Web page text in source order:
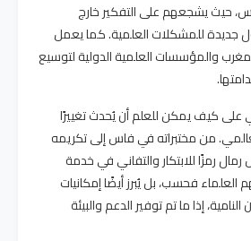
حيث يشجعهم على التفكير خارج
جديدة للمشكلات العلمية. كما يعمل
والمؤسسات العلمية الدولية لتوسيع
كيف يمكن للعلم أن يُحدث تغييرًا
من مختبراته في فاس إلى تكريمه
رمال رمزًا للابتكار والتفاني في خدمة
العلماء فحسب، بل يُبرز أيضًا إمكانيات
إذا ما تم توفير الدعم والبيئة